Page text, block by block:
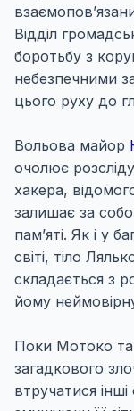
Відділ
боротьбу з
небезпечними
цього руху до
Вольова майор
очолює
хакера,
залишає за
пам’яті. Як і у
світі, тіло
складається з
йому
Поки Мотоко та
загадкового
втручатися